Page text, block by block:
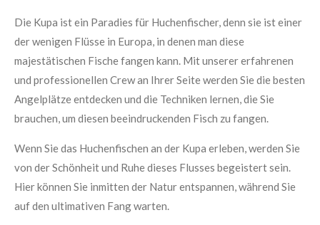
Die Kupa ist ein Paradies für Huchenfischer, denn sie ist einer
der wenigen Flüsse in Europa, in denen man diese
majestätischen Fische fangen kann. Mit unserer erfahrenen
und professionellen Crew an Ihrer Seite werden Sie die besten
Angelplätze entdecken und die Techniken lernen, die Sie
brauchen, um diesen beeindruckenden Fisch zu fangen.
Wenn Sie das Huchenfischen an der Kupa erleben, werden Sie
von der Schönheit und Ruhe dieses Flusses begeistert sein.
Hier können Sie inmitten der Natur entspannen, während Sie
auf den ultimativen Fang warten.